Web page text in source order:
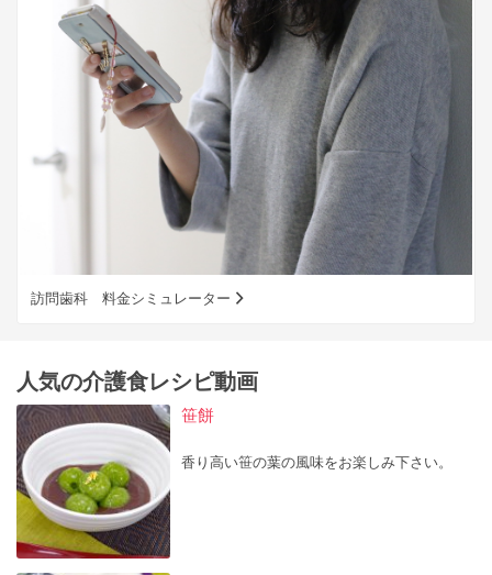
訪問歯科 料金シミュレーター
人気の介護食レシピ動画
笹餅
香り高い笹の葉の風味をお楽しみ下さい。